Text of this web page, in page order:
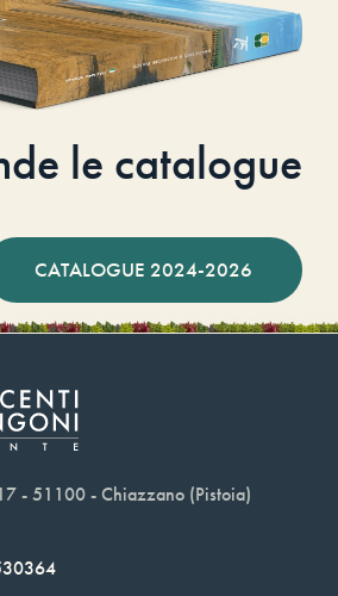
le catalogue
CATALOGUE 2024-2026
- 51100 - Chiazzano (Pistoia)